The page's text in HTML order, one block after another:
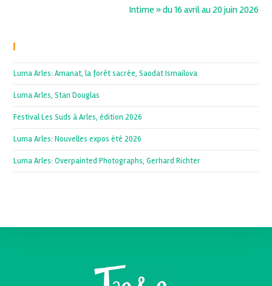
Intime » du 16 avril au 20 juin 2026
Luma Arles: Amanat, la forêt sacrée, Saodat Ismailova
Luma Arles, Stan Douglas
Festival Les Suds à Arles, édition 2026
Luma Arles: Nouvelles expos été 2026
Luma Arles: Overpainted Photographs, Gerhard Richter